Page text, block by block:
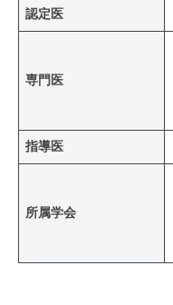
認定医
専門医
指導医
所属学会